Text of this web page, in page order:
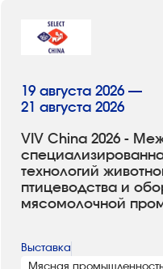
VIV China 2026 -
технологий
птицеводства и
мясомолочной
19 августа 2026 —
21 августа 2026
Выставка
Мясная